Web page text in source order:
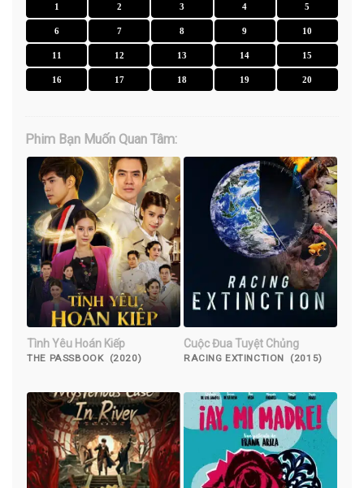
1 2 3 4 5
6 7 8 9 10
11 12 13 14 15
16 17 18 19 20
Phim Bạn Muốn Quan Tâm:
Tình Yêu Hoán Kiếp
THE PASSBOOK (2020)
Cuộc Đua Tuyệt Chủng
RACING EXTINCTION (2015)